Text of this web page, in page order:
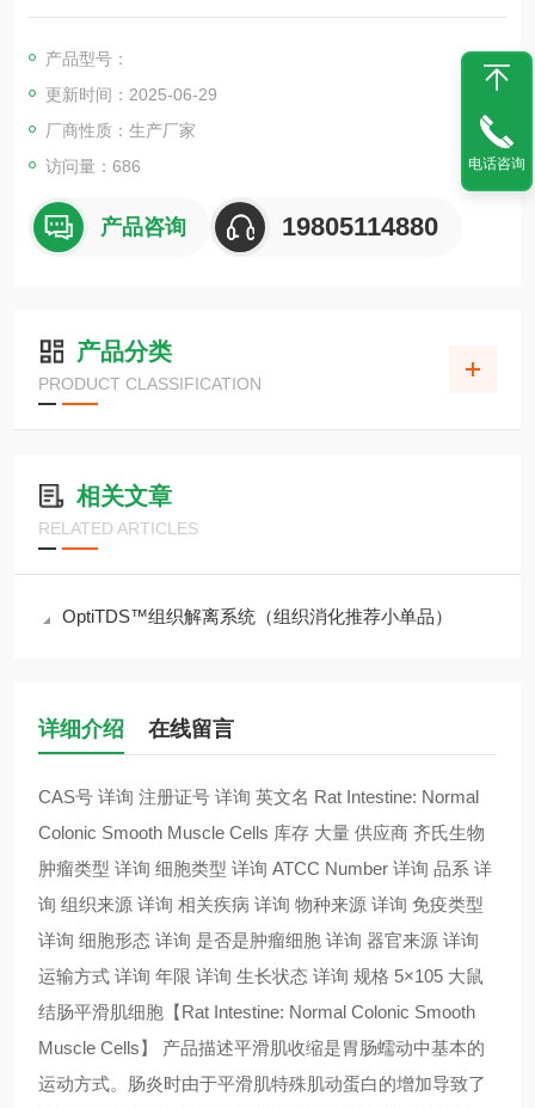
产品型号：
更新时间：2025-06-29
厂商性质：生产厂家
访问量：686
产品咨询 19805114880
产品分类
PRODUCT CLASSIFICATION
相关文章
RELATED ARTICLES
OptiTDS™组织解离系统（组织消化推荐小单品）
详细介绍 在线留言
CAS号 详询 注册证号 详询 英文名 Rat Intestine: Normal
Colonic Smooth Muscle Cells 库存 大量 供应商 齐氏生物
肿瘤类型 详询 细胞类型 详询 ATCC Number 详询 品系 详
询 组织来源 详询 相关疾病 详询 物种来源 详询 免疫类型
详询 细胞形态 详询 是否是肿瘤细胞 详询 器官来源 详询
运输方式 详询 年限 详询 生长状态 详询 规格 5×105 大鼠
结肠平滑肌细胞【Rat Intestine: Normal Colonic Smooth
Muscle Cells】 产品描述平滑肌收缩是胃肠蠕动中基本的
运动方式。肠炎时由于平滑肌特殊肌动蛋白的增加导致了
电话咨询